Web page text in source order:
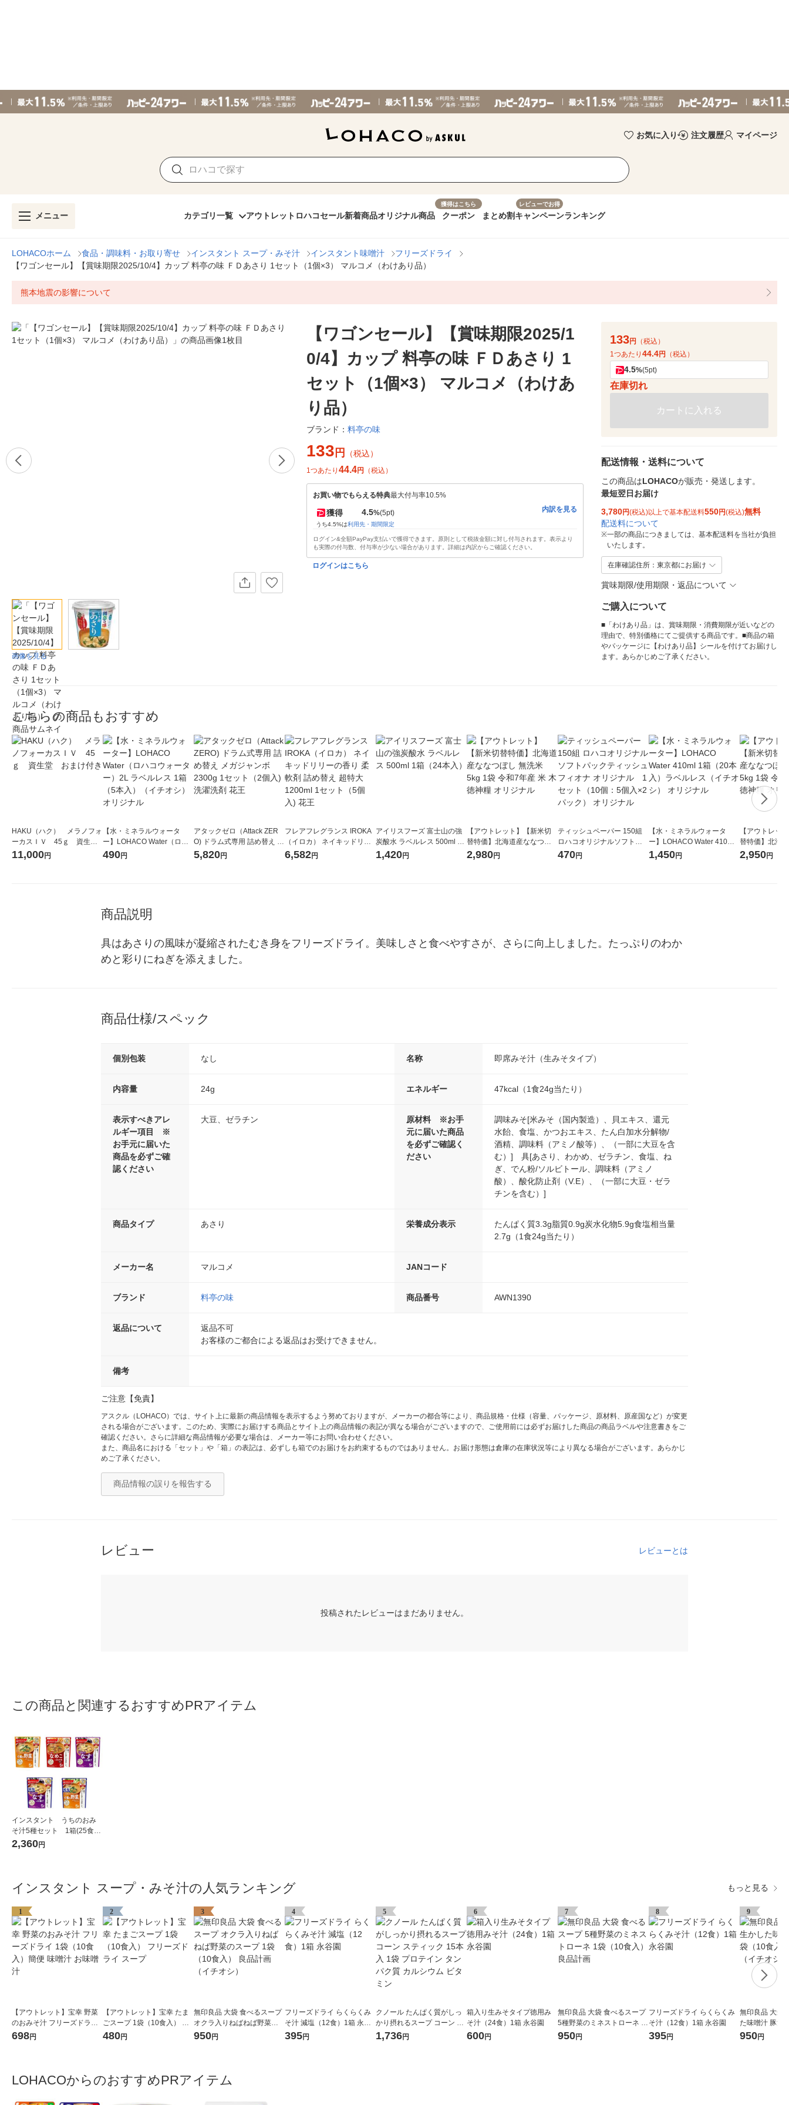
お気に入り 注文履歴 マイページ
メニュー カテゴリ一覧 アウトレット ロハコセール新着商品オリジナル商品
獲得はこちら
クーポン まとめ割
レビューでお得
キャンペーンランキング
LOHACOホーム 食品・調味料・お取り寄せ インスタント スープ・みそ汁 インスタント味噌汁
フリーズドライ
【ワゴンセール】【賞味期限2025/10/4】カップ 料亭の味 ＦＤあさり 1セット（1個×3） マルコメ（わけあり品）
熊本地震の影響について
画像を見る
【ワゴンセール】【賞味期限2025/1
0/4】カップ 料亭の味 ＦＤあさり 1
セット（1個×3） マルコメ（わけあ
り品）
ブランド： 料亭の味
133 円 （税込）
1つあたり 44.4円 （税込）
お買い物でもらえる特典最大付与率10.5%
獲得 4.5%(5pt)
うち4.5%は利用先・期間限定
内訳を見る
ログイン&全額PayPay支払いで獲得できます。原則として税抜金額に対し付与されます。表示より
も実際の付与数、付与率が少ない場合があります。詳細は内訳からご確認ください。
ログインはこちら
133円
（税込）
1つあたり 44.4円 （税込）
4.5%(5pt)
在庫切れ
カートに入れる
配送情報・送料について
この商品はLOHACOが販売・発送します。
最短翌日お届け
3,780円(税込)以上で基本配送料550円(税込)無料
配送料について
※一部の商品につきましては、基本配送料を当社が負担
いたします。
在庫確認住所：東京都にお届け
賞味期限/使用期限・返品について
ご購入について
■「わけあり品」は、賞味期限・消費期限が近いなどの
理由で、特別価格にてご提供する商品です。■商品の箱
やパッケージに【わけあり品】シールを付けてお届けし
ます。あらかじめご了承ください。
こちらの商品もおすすめ
HAKU（ハク） メラノフォ
ーカスＩＶ 45ｇ 資生
堂 おまけ付き
11,000円
【水・ミネラルウォータ
ー】LOHACO Water（ロハ
コウォーター）2L ラベルレ
490円
アタックゼロ（Attack ZER
O) ドラム式専用 詰め替え メ
ガジャンボ 2300g 1セット
5,820円
フレアフレグランス IROKA
（イロカ） ネイキッドリリ
ーの香り 柔軟剤 詰め替え 超
6,582円
アイリスフーズ 富士山の強
炭酸水 ラベルレス 500ml 1
箱（24本入）
1,420円
【アウトレット】【新米切
替特価】北海道産ななつぼ
し 無洗米 5kg 1袋 令和7年産
2,980円
ティッシュペーパー 150組
ロハコオリジナルソフトパ
ックティッシュ フィオナ オ
470円
【水・ミネラルウォータ
ー】LOHACO Water 410ml
1箱（20本入）ラベルレス
1,450円
【アウトレッ
替特価】北海
し 精白米 5kg
2,950円
商品説明
具はあさりの風味が凝縮されたむき身をフリーズドライ。美味しさと食べやすさが、さらに向上しました。たっぷりのわか
めと彩りにねぎを添えました。
商品仕様/スペック
個別包装 なし 名称 即席みそ汁（生みそタイプ）
内容量 24g エネルギー 47kcal（1食24g当たり）
表示すべきアレ
ルギー項目 ※
お手元に届いた
商品を必ずご確
認ください
大豆、ゼラチン
原材料 ※お手
元に届いた商品
を必ずご確認く
ださい
調味みそ[米みそ（国内製造）、貝エキス、還元
水飴、食塩、かつおエキス、たん白加水分解物/
酒精、調味料（アミノ酸等）、（一部に大豆を含
む）] 具[あさり、わかめ、ゼラチン、食塩、ね
ぎ、でん粉/ソルビトール、調味料（アミノ
酸）、酸化防止剤（V.E）、（一部に大豆・ゼラ
チンを含む）]
商品タイプ あさり 栄養成分表示
たんぱく質3.3g脂質0.9g炭水化物5.9g食塩相当量
2.7g（1食24g当たり）
メーカー名 マルコメ JANコード
ブランド 料亭の味 商品番号 AWN1390
返品について
返品不可
お客様のご都合による返品はお受けできません。
備考
ご注意【免責】
アスクル（LOHACO）では、サイト上に最新の商品情報を表示するよう努めておりますが、メーカーの都合等により、商品規格・仕様（容量、パッケージ、原材料、原産国など）が変更
される場合がございます。このため、実際にお届けする商品とサイト上の商品情報の表記が異なる場合がございますので、ご使用前には必ずお届けした商品の商品ラベルや注意書きをご
確認ください。さらに詳細な商品情報が必要な場合は、メーカー等にお問い合わせください。
また、商品名における「セット」や「箱」の表記は、必ずしも箱でのお届けをお約束するものではありません。お届け形態は倉庫の在庫状況等により異なる場合がございます。あらかじ
めご了承ください。
商品情報の誤りを報告する
レビュー レビューとは
投稿されたレビューはまだありません。
この商品と関連するおすすめPRアイテム
インスタント うちのおみ
そ汁5種セット 1箱(25食
入) アマノフーズ インスタ
2,360円
インスタント スープ・みそ汁の人気ランキング もっと見る
1
【アウトレット】宝幸 野菜
のおみそ汁 フリーズドライ
1袋（10食入）簡便 味噌汁
698円
2
【アウトレット】宝幸 たま
ごスープ 1袋（10食入） フ
リーズドライ スープ
480円
3
無印良品 大袋 食べるスープ
オクラ入りねばねば野菜の
スープ 1袋（10食入） 良品
950円
4
フリーズドライ らくらくみ
そ汁 減塩（12食）1箱 永谷
園
395円
5
クノール たんぱく質がしっ
かり摂れるスープ コーン ス
ティック 15本入 1袋 プロテ
1,736円
6
箱入り生みそタイプ徳用み
そ汁（24食）1箱 永谷園
600円
7
無印良品 大袋 食べるスープ
5種野菜のミネストローネ 1
袋（10食入） 良品計画
950円
8
フリーズドライ らくらくみ
そ汁（12食）1箱 永谷園
395円
9
無印良品 大袋
た味噌汁 豚汁
入） 良品計画
950円
LOHACOからのおすすめPRアイテム